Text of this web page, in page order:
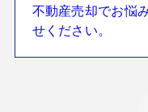
不動産売却でお悩
せください。